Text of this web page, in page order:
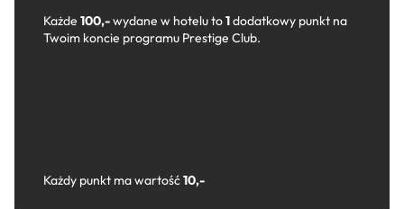
Każde 100,-wydane w hotelu to1dodatkowy punkt na
Twoim koncie programu Prestige Club.
Każdy punkt ma wartość10,-